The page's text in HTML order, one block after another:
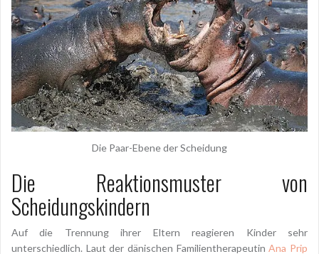
Die Paar-Ebene der Scheidung
Die Reaktionsmuster von
Scheidungskindern
Auf die Trennung ihrer Eltern reagieren Kinder sehr
unterschiedlich. Laut der dänischen FamilientherapeutinAna Prip